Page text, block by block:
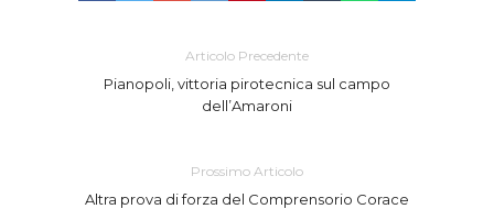
Articolo Precedente
Pianopoli, vittoria pirotecnica sul campo
dell’Amaroni
Prossimo Articolo
Altra prova di forza del Comprensorio Corace